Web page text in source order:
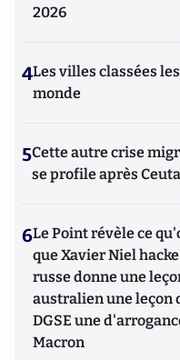
2026
4Les villes classées
monde
5Cette autre crise
se profile après Ceuta
6Le Point révèle ce
que Xavier Niel
russe donne une
australien une leçon
DGSE une
Macron